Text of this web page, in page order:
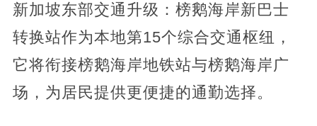
新加坡东部交通升级：榜鹅海岸新巴士
转换站作为本地第15个综合交通枢纽，
它将衔接榜鹅海岸地铁站与榜鹅海岸广
场，为居民提供更便捷的通勤选择。